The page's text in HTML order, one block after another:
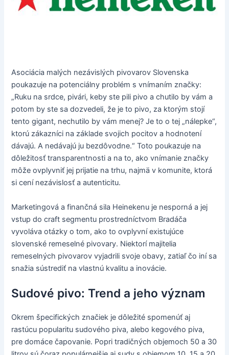
Asociácia malých nezávislých pivovarov Slovenska
poukazuje na potenciálny problém s vnímaním značky:
„Ruku na srdce, pivári, keby ste pili pivo a chutilo by vám a
potom by ste sa dozvedeli, že je to pivo, za ktorým stojí
tento gigant, nechutilo by vám menej? Je to o tej „nálepke“,
ktorú zákazníci na základe svojich pocitov a hodnotení
dávajú. A nedávajú ju bezdôvodne.“ Toto poukazuje na
dôležitosť transparentnosti a na to, ako vnímanie značky
môže ovplyvniť jej prijatie na trhu, najmä v komunite, ktorá
si cení nezávislosť a autenticitu.
Marketingová a finančná sila Heinekenu je nesporná a jej
vstup do craft segmentu prostredníctvom Bradáča
vyvoláva otázky o tom, ako to ovplyvní existujúce
slovenské remeselné pivovary. Niektorí majitelia
remeselných pivovarov vyjadrili svoje obavy, zatiaľ čo iní sa
snažia sústrediť na vlastnú kvalitu a inovácie.
Sudové pivo: Trend a jeho význam
Okrem špecifických značiek je dôležité spomenúť aj
rastúcu popularitu sudového piva, alebo kegového piva,
pre domáce čapovanie. Popri tradičných objemoch 50 a 30